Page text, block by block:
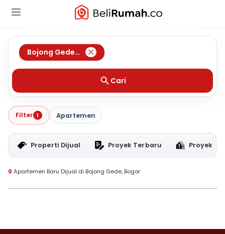
Bojong Gede
,Bogor
Cari
Filter 1 Apartemen
Properti Dijual Proyek Terbaru Proyek
0 Apartemen Baru Dijual di Bojong Gede, Bogor